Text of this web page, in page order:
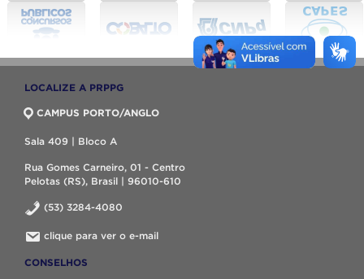
LOCALIZE A PRPPG
CAMPUS PORTO/ANGLO
Sala 409 | Bloco A
Rua Gomes Carneiro, 01 - Centro
Pelotas (RS), Brasil | 96010-610
(53) 3284-4080
clique para ver o e-mail
CONSELHOS